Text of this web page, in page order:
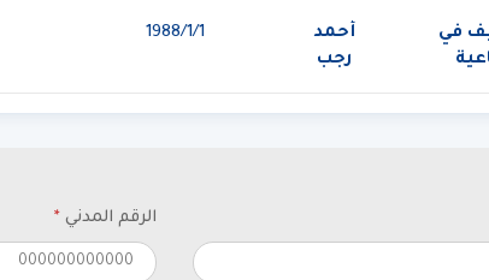
في
أحمد
رجب
العال
1‏‏/1‏‏/1988
الرقم المدني *